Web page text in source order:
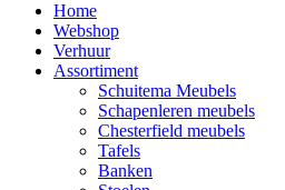
Home
Webshop
Verhuur
Assortiment
Schuitema Meubels
Schapenleren meubels
Chesterfield meubels
Tafels
Banken